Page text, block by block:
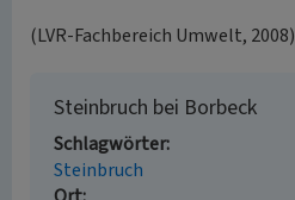
(LVR-Fachbereich Umwelt, 2008)
Steinbruch bei Borbeck
Schlagwörter
Steinbruch